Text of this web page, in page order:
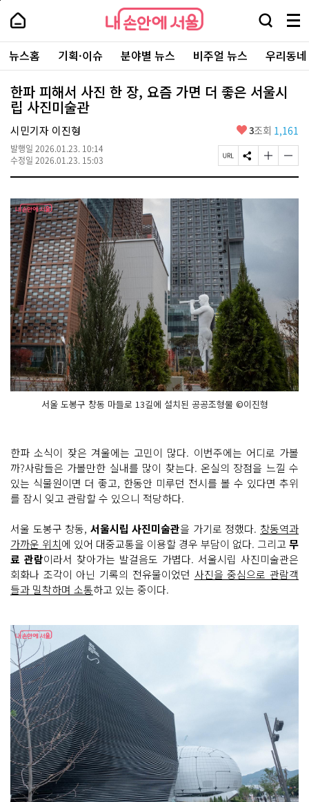
본
로
가
내
손
안
에
서
울
-
서
울
시
대
표
소
통
포
내
손
에
울
검
창
열
기
메
뉴
전
체
보
주
요
서
뉴스홈 기획·이슈 분야별 뉴스 비주얼 뉴스 우리동
한파 피해서 사진 한 장, 요즘 가면 더 좋은 서울시
립 사진미술관
시민기자 이진형
발행일 2026.01.23. 10:14
수정일 2026.01.23. 15:03
좋
요
3조회 1,161
페
이
U
R
L
복
사
S
N
공
글
자
기
글
자
기
서울 도봉구 창동 마들로 13길에 설치된 공공조형물 ©이진형
한파 소식이 잦은 겨울에는 고민이 많다. 이번주에는 어디로 가볼
까?사람들은 가볼만한 실내를 많이 찾는다. 온실의 장점을 느낄 수
있는 식물원이면 더 좋고, 한동안 미루던 전시를 볼 수 있다면 추위
를 잠시 잊고 관람할 수 있으니 적당하다.
서울 도봉구 창동, 서울시립 사진미술관을 가기로 정했다. 창동역과
가까운 위치에 있어 대중교통을 이용할 경우 부담이 없다. 그리고무
료 관람이라서 찾아가는 발걸음도 가볍다. 서울시립 사진미술관은
회화나 조각이 아닌 기록의 전유물이었던 사진을 중심으로 관람객
들과 밀착하며 소통하고 있는 중이다.
페
상
단
로